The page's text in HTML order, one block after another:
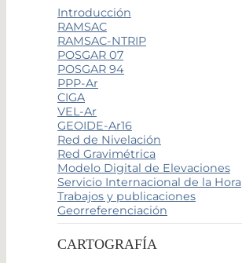
Introducción
RAMSAC
RAMSAC-NTRIP
POSGAR 07
POSGAR 94
PPP-Ar
CIGA
VEL-Ar
GEOIDE-Ar16
Red de Nivelación
Red Gravimétrica
Modelo Digital de Elevaciones
Servicio Internacional de la Hora
Trabajos y publicaciones
Georreferenciación
CARTOGRAFÍA